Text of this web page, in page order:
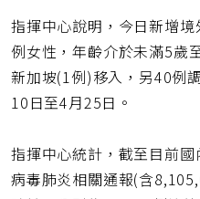
指揮中心說明，今日新增
例女性，年齡介於未滿5歲
新加坡(1例)移入，另40例
10日至4月25日。
指揮中心統計，截至目前
病毒肺炎相關通報(含